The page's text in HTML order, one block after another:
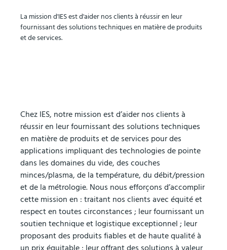
La mission d'IES est d'aider nos clients à réussir en leur
fournissant des solutions techniques en matière de produits
et de services.
Chez IES, notre mission est d’aider nos clients à
réussir en leur fournissant des solutions techniques
en matière de produits et de services pour des
applications impliquant des technologies de pointe
dans les domaines du vide, des couches
minces/plasma, de la température, du débit/pression
et de la métrologie. Nous nous efforçons d’accomplir
cette mission en : traitant nos clients avec équité et
respect en toutes circonstances ; leur fournissant un
soutien technique et logistique exceptionnel ; leur
proposant des produits fiables et de haute qualité à